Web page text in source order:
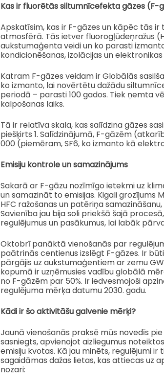
Kas ir fluorētās siltumnīcefekta gāzes (F-
Apskatīsim, kas ir F-gāzes un kāpēc tās
atmosfērā. Tās ietver fluorogļūdeņražus
aukstumaģenta veidi un ko parasti
kondicionēšanas, izolācijas un
Katram F-gāzes veidam ir Globālās
ko izmanto, lai novērtētu dažādu
periodā – parasti 100 gados. Tiek ņemta
kalpošanas laiks.
Tā ir relatīva skala, kas salīdzina gāzes
piešķirts 1. Salīdzinājumā, F-gāzēm
000 (piemēram, SF6, ko izmanto kā
Emisiju kontrole un samazinājums
Sakarā ar F-gāzu nozīmīgo ietekmi uz
un samazināt to emisijas. Kigali grozījums
HFC ražošanas un patēriņa
Savienība jau bija soli priekšā šajā
regulējumus un pasākumus, lai labāk
Oktobrī panāktā vienošanās par
paātrinās centienus izslēgt F-gāzes. Ir
pārgājis uz aukstumaģentiem ar zemu
kopumā ir uzņēmusies vadību globālā
no F-gāzēm par 50%. Ir iedvesmojoši
regulējuma mērķa datumu 2030. gadu.
Kādi ir šo aktivitāšu galvenie mērķi?
Jaunā vienošanās praksē mūs novedīs
sasniegts, apvienojot aizliegumus
emisiju kvotas. Kā jau minēts, regulējumi
sagaidāmas dažas lietas, kas attiecas uz
nozari: